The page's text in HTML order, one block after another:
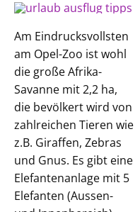
Am Eindrucksvollsten
am Opel-Zoo ist wohl
die große Afrika-
Savanne mit 2,2 ha,
die bevölkert wird von
zahlreichen Tieren wie
z.B. Giraffen, Zebras
und Gnus. Es gibt eine
Elefantenanlage mit 5
Elefanten (Aussen-